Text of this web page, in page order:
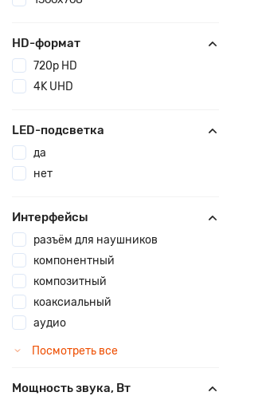
HD-формат
720p HD
4K UHD
LED-подсветка
да
нет
Интерфейсы
разъём для наушников
компонентный
композитный
коаксиальный
аудио
Посмотреть все
Мощность звука, Вт